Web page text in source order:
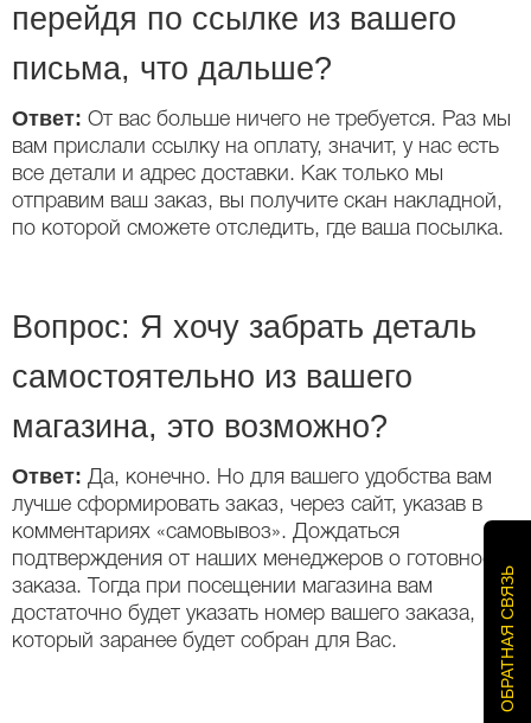
перейдя по ссылке из вашего
письма, что дальше?
Ответ: От вас больше ничего не требуется. Раз мы
вам прислали ссылку на оплату, значит, у нас есть
все детали и адрес доставки. Как только мы
отправим ваш заказ, вы получите скан накладной,
по которой сможете отследить, где ваша посылка.
Вопрос: Я хочу забрать деталь
самостоятельно из вашего
магазина, это возможно?
Ответ: Да, конечно. Но для вашего удобства вам
лучше сформировать заказ, через сайт, указав в
комментариях «самовывоз». Дождаться
подтверждения от наших менеджеров о готовности
заказа. Тогда при посещении магазина вам
достаточно будет указать номер вашего заказа,
который заранее будет собран для Вас.
ОБРАТНАЯ СВЯЗЬ